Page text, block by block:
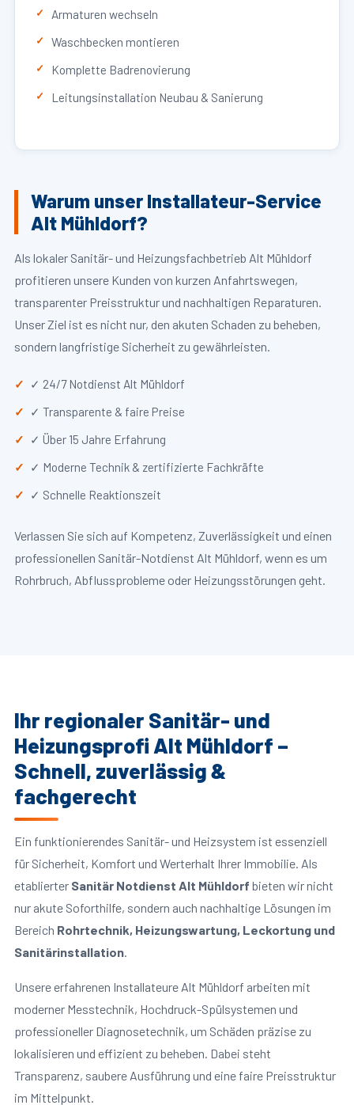
Armaturen wechseln
Waschbecken montieren
Komplette Badrenovierung
Leitungsinstallation Neubau & Sanierung
Warum unser Installateur-Service
Alt Mühldorf?
Als lokaler Sanitär- und Heizungsfachbetrieb Alt Mühldorf
profitieren unsere Kunden von kurzen Anfahrtswegen,
transparenter Preisstruktur und nachhaltigen Reparaturen.
Unser Ziel ist es nicht nur, den akuten Schaden zu beheben,
sondern langfristige Sicherheit zu gewährleisten.
✓ 24/7 Notdienst Alt Mühldorf
✓ Transparente & faire Preise
✓ Über 15 Jahre Erfahrung
✓ Moderne Technik & zertifizierte Fachkräfte
✓ Schnelle Reaktionszeit
Verlassen Sie sich auf Kompetenz, Zuverlässigkeit und einen
professionellen Sanitär-Notdienst Alt Mühldorf, wenn es um
Rohrbruch, Abflussprobleme oder Heizungsstörungen geht.
Ihr regionaler Sanitär- und
Heizungsprofi Alt Mühldorf –
Schnell, zuverlässig &
fachgerecht
Ein funktionierendes Sanitär- und Heizsystem ist essenziell
für Sicherheit, Komfort und Werterhalt Ihrer Immobilie. Als
etablierter Sanitär Notdienst Alt Mühldorf bieten wir nicht
nur akute Soforthilfe, sondern auch nachhaltige Lösungen im
Bereich Rohrtechnik, Heizungswartung, Leckortung und
Sanitärinstallation.
Unsere erfahrenen Installateure Alt Mühldorf arbeiten mit
moderner Messtechnik, Hochdruck-Spülsystemen und
professioneller Diagnosetechnik, um Schäden präzise zu
lokalisieren und effizient zu beheben. Dabei steht
Transparenz, saubere Ausführung und eine faire Preisstruktur
im Mittelpunkt.